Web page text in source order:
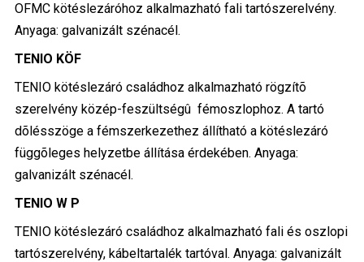
OFMC kötéslezáróhoz alkalmazható fali tartószerelvény.
Anyaga: galvanizált szénacél.
TENIO KÖF
TENIO kötéslezáró családhoz alkalmazható rögzítõ
szerelvény közép-feszültségû fémoszlophoz. A tartó
dõlésszöge a fémszerkezethez állítható a kötéslezáró
függõleges helyzetbe állítása érdekében. Anyaga:
galvanizált szénacél.
TENIO W P
TENIO kötéslezáró családhoz alkalmazható fali és oszlopi
tartószerelvény, kábeltartalék tartóval. Anyaga: galvanizált